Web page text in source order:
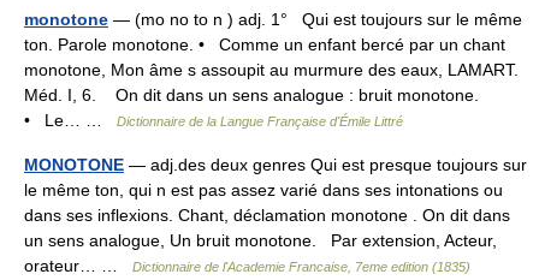
monotone — (mo no to n ) adj. 1° Qui est toujours sur le même
ton. Parole monotone. • Comme un enfant bercé par un chant
monotone, Mon âme s assoupit au murmure des eaux, LAMART.
Méd. I, 6. On dit dans un sens analogue : bruit monotone.
• Le… …
Dictionnaire de la Langue Française d'Émile Littré
MONOTONE — adj.des deux genres Qui est presque toujours sur
le même ton, qui n est pas assez varié dans ses intonations ou
dans ses inflexions. Chant, déclamation monotone . On dit dans
un sens analogue, Un bruit monotone. Par extension, Acteur,
orateur… …
Dictionnaire de l'Academie Francaise, 7eme edition (1835)